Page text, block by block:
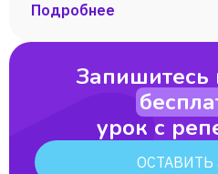
проживала в англоязычной
Подробнее
урок с
ОСТАВИТЬ